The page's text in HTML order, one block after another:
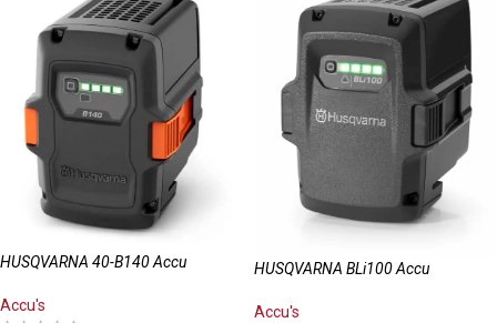
HUSQVARNA 40-B140 Accu
Accu's
HUSQVARNA BLi100 Accu
Accu's